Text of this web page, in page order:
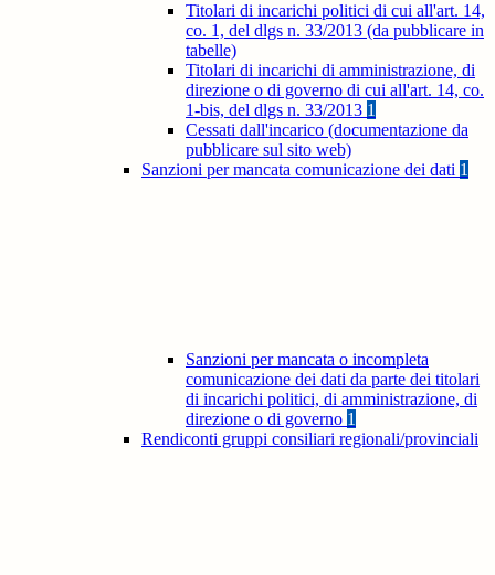
Titolari di incarichi politici di cui all'art. 14,
co. 1, del dlgs n. 33/2013 (da pubblicare in
tabelle)
Titolari di incarichi di amministrazione, di
direzione o di governo di cui all'art. 14, co.
1-bis, del dlgs n. 33/2013 1
Cessati dall'incarico (documentazione da
pubblicare sul sito web)
Sanzioni per mancata comunicazione dei dati 1
Sanzioni per mancata o incompleta
comunicazione dei dati da parte dei titolari
di incarichi politici, di amministrazione, di
direzione o di governo 1
Rendiconti gruppi consiliari regionali/provinciali